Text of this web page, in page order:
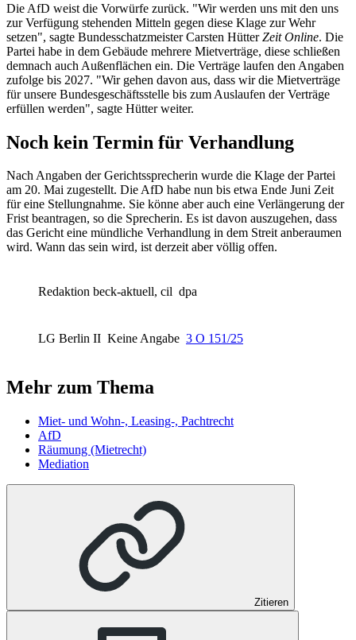
Die AfD weist die Vorwürfe zurück. "Wir werden uns mit den uns
zur Verfügung stehenden Mitteln gegen diese Klage zur Wehr
setzen", sagte Bundesschatzmeister Carsten HütterZeit Online. Die
Partei habe in dem Gebäude mehrere Mietverträge, diese schließen
demnach auch Außenflächen ein. Die Verträge laufen den Angaben
zufolge bis 2027. "Wir gehen davon aus, dass wir die Mietverträge
für unsere Bundesgeschäftsstelle bis zum Auslaufen der Verträge
erfüllen werden", sagte Hütter weiter.
Noch kein Termin für Verhandlung
Nach Angaben der Gerichtssprecherin wurde die Klage der Partei
am 20. Mai zugestellt. Die AfD habe nun bis etwa Ende Juni Zeit
für eine Stellungnahme. Sie könne aber auch eine Verlängerung der
Frist beantragen, so die Sprecherin. Es ist davon auszugehen, dass
das Gericht eine mündliche Verhandlung in dem Streit anberaumen
wird. Wann das sein wird, ist derzeit aber völlig offen.
Redaktion beck-aktuell, cil dpa
LG Berlin II Keine Angabe 3 O 151/25
Mehr zum Thema
Miet- und Wohn-, Leasing-, Pachtrecht
AfD
Räumung (Mietrecht)
Mediation
Zitieren